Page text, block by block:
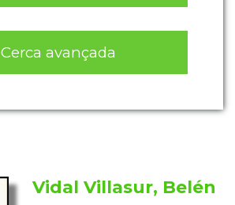
Cerca avançada
Vidal Villasur, Belén